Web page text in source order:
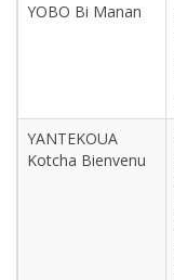
YOBO Bi Manan
YANTEKOUA
Kotcha Bienvenu